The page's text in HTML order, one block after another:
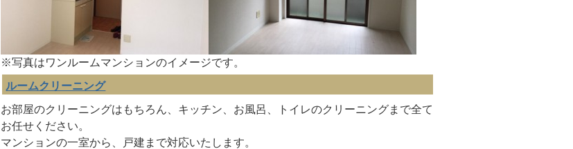
※写真はワンルームマンションのイメージです。
ルームクリーニング
お部屋のクリーニングはもちろん、キッチン、お風呂、トイレのクリーニングまで全て
お任せください。
マンションの一室から、戸建まで対応いたします。